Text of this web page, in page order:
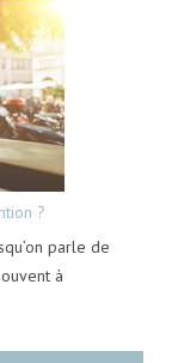
?
parle de
à